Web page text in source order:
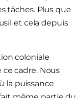
tâches. Plus que
et cela depuis
coloniale
ce cadre. Nous
la puissance